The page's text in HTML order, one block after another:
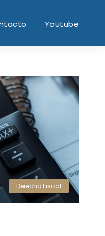
Youtube
Derecho Fiscal